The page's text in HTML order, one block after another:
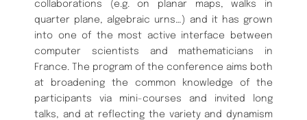
collaborations (e.g. on planar maps, walks in
quarter plane, algebraic urns…) and it has grown
into one of the most active interface between
computer scientists and mathematicians in
France. The program of the conference aims both
at broadening the common knowledge of the
participants via mini-courses and invited long
talks, and at reflecting the variety and dynamism